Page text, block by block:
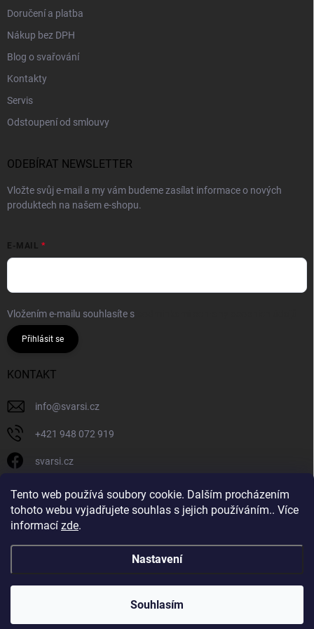
Tento web používá soubory cookie. Dalším procházením
tohoto webu vyjadřujete souhlas s jejich používáním.. Více
informací zde.
Nastavení
Souhlasím
Doručení a platba
Nákup bez DPH
Blog o svařování
Kontakty
Servis
Odstoupení od smlouvy
ODEBÍRAT NEWSLETTER
Vložte svůj e-mail a my vám budeme zasílat informace o nových
produktech na našem e-shopu.
E-MAIL
Vložením e-mailu souhlasíte s
Přihlásit se
KONTAKT
info@svarsi.cz
+421 948 072 919
svarsi.cz
svarsi.cz
SVARSI.CZ . Všechna práva vyhrazena.